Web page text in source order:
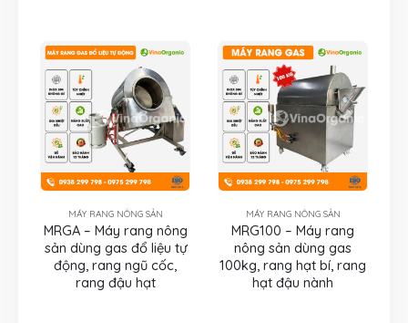
MÁY RANG NÔNG SẢN
MRGA – Máy rang nông
sản dùng gas đổ liệu tự
động, rang ngũ cốc,
rang đậu hạt
MÁY RANG NÔNG SẢN
MRG100 – Máy rang
nông sản dùng gas
100kg, rang hạt bí, rang
hạt đậu nành